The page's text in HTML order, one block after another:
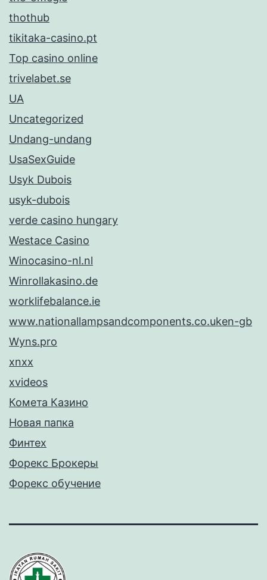
thothub
tikitaka-casino.pt
Top casino online
trivelabet.se
UA
Uncategorized
Undang-undang
UsaSexGuide
Usyk Dubois
usyk-dubois
verde casino hungary
Westace Casino
Winocasino-nl.nl
Winrollakasino.de
worklifebalance.ie
www.nationallampsandcomponents.co.uken-gb
Wyns.pro
xnxx
xvideos
Комета Казино
Новая папка
Финтех
Форекс Брокеры
Форекс обучение